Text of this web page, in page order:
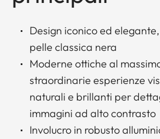
Design iconico ed
pelle classica nera
Moderne ottiche al
straordinarie esperienze
naturali e brillanti per
immagini ad alto contrasto
Involucro in robusto